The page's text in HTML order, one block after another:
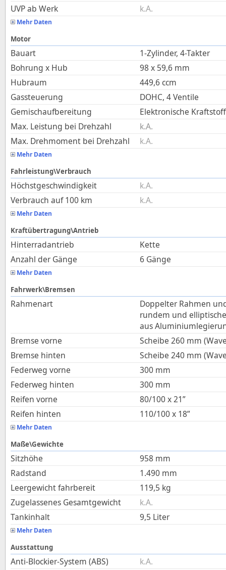
UVP ab Werk
k.A.
Mehr Daten
Motor
Bauart
1-Zylinder, 4-Takter
Bohrung x Hub
98 x 59,6 mm
Hubraum
449,6 ccm
Gassteuerung
DOHC, 4 Ventile
Gemischaufbereitung
Elektronische
Max. Leistung bei Drehzahl
k.A.
Max. Drehmoment bei Drehzahl
k.A.
Mehr Daten
Fahrleistung\Verbrauch
Höchstgeschwindigkeit
k.A.
Verbrauch auf 100 km
k.A.
Mehr Daten
Kraftübertragung\Antrieb
Hinterradantrieb
Kette
Anzahl der Gänge
6 Gänge
Mehr Daten
Fahrwerk\Bremsen
Rahmenart
Doppelter Rahmen
rundem und
aus
Bremse vorne
Scheibe 260 mm
Bremse hinten
Scheibe 240 mm
Federweg vorne
300 mm
Federweg hinten
300 mm
Reifen vorne
80/100 x 21”
Reifen hinten
110/100 x 18”
Mehr Daten
Maße\Gewichte
Sitzhöhe 958 mm
Radstand
1.490 mm
Leergewicht fahrbereit
119,5 kg
Zugelassenes Gesamtgewicht
k.A.
Tankinhalt
9,5 Liter
Mehr Daten
Ausstattung
Anti-Blockier-System (ABS)
k.A.